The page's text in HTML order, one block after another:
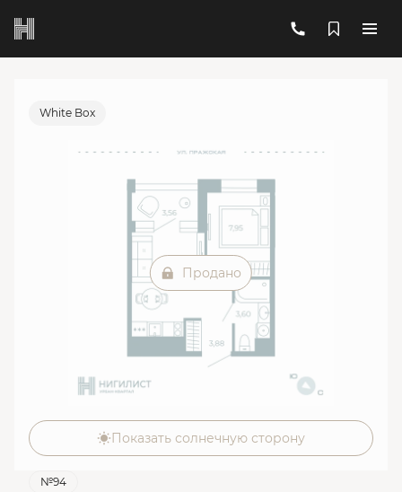
1-комнатная Цена по запросу
Ипотека
White Box
Продано
Показать солнечную сторону
№94